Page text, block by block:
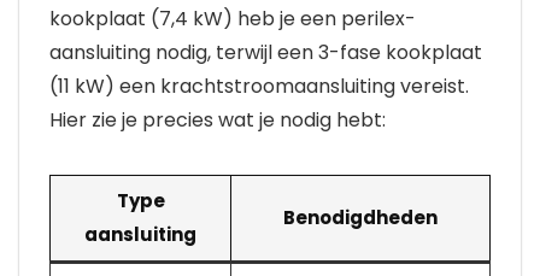
kookplaat (7,4 kW) heb je een perilex-
aansluiting nodig, terwijl een 3-fase kookplaat
(11 kW) een krachtstroomaansluiting vereist.
Hier zie je precies wat je nodig hebt:
Type
aansluiting
Benodigdheden